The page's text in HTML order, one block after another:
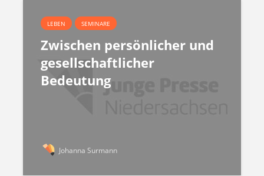
LEBEN SEMINARE
Zwischen persönlicher und
gesellschaftlicher
Bedeutung
Johanna Surmann